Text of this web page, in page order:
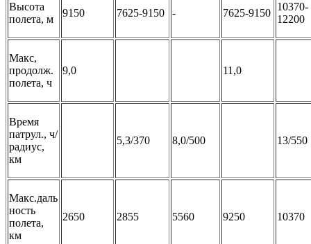
Высота
полета, м
9150 7625-9150 - 7625-9150
10370-
12200
Макс,
продолж.
полета, ч
9,0 11,0
Время
патрул., ч/
радиус,
км
5,3/370 8,0/500 13/550
Макс.даль
ность
полета,
км
2650 2855 5560 9250 10370